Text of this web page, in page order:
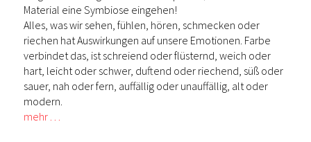
Material eine Symbiose eingehen!
Alles, was wir sehen, fühlen, hören, schmecken oder
riechen hat Auswirkungen auf unsere Emotionen. Farbe
verbindet das, ist schreiend oder flüsternd, weich oder
hart, leicht oder schwer, duftend oder riechend, süß oder
sauer, nah oder fern, auffällig oder unauffällig, alt oder
modern.
mehr …